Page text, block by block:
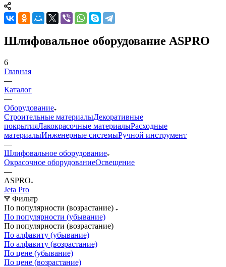
Шлифовальное оборудование ASPRO
6
Главная
—
Каталог
—
Оборудование
Строительные материалыДекоративные
покрытияЛакокрасочные материалыРасходные
материалыИнженерные системыРучной инструмент
—
Шлифовальное оборудование
Окрасочное оборудованиеОсвещение
—
ASPRO
Jeta Pro
Фильтр
По популярности (возрастание)
По популярности (убывание)
По популярности (возрастание)
По алфавиту (убывание)
По алфавиту (возрастание)
По цене (убывание)
По цене (возрастание)